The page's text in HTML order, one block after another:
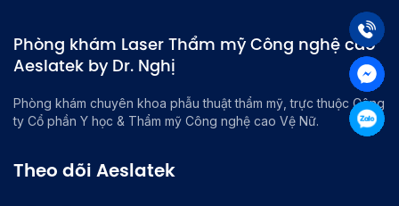
Phòng khám Laser Thẩm mỹ Công nghệ cao
Aeslatek by Dr. Nghị
Phòng khám chuyên khoa phẫu thuật thẩm mỹ, trực thuộc Công
ty Cổ phần Y học & Thẩm mỹ Công nghệ cao Vệ Nữ.
Theo dõi Aeslatek